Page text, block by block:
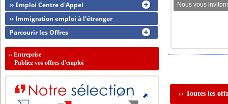
Nous vous
›› Toutes les
›› Emploi Centre d'Appel
›› Immigration emploi à l'étranger
Parcourir les Offres
››Entreprise
Publiez vos offres d'emploi